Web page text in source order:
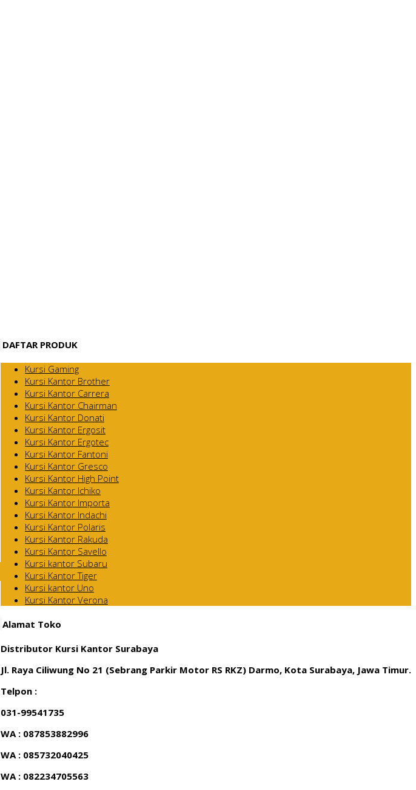
DAFTAR PRODUK
Kursi Gaming
Kursi Kantor Brother
Kursi Kantor Carrera
Kursi Kantor Chairman
Kursi Kantor Donati
Kursi Kantor Ergosit
Kursi Kantor Ergotec
Kursi Kantor Fantoni
Kursi Kantor Gresco
Kursi Kantor High Point
Kursi Kantor Ichiko
Kursi Kantor Importa
Kursi Kantor Indachi
Kursi Kantor Polaris
Kursi Kantor Rakuda
Kursi Kantor Savello
Kursi kantor Subaru
Kursi Kantor Tiger
Kursi kantor Uno
Kursi Kantor Verona
Alamat Toko
Distributor Kursi Kantor Surabaya
Jl. Raya Ciliwung No 21 (Sebrang Parkir Motor RS RKZ) Darmo, Kota Surabaya, Jawa Timur.
Telpon :
031-99541735
WA : 087853882996
WA : 085732040425
WA : 082234705563